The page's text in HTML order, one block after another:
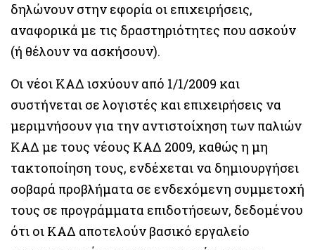
δηλώνουν στην εφορία οι επιχειρήσεις,
αναφορικά με τις δραστηριότητες που ασκούν
(ή θέλουν να ασκήσουν).
Οι νέοι ΚΑΔ ισχύουν από 1/1/2009 και
συστήνεται σε λογιστές και επιχειρήσεις να
μεριμνήσουν για την αντιστοίχηση των παλιών
ΚΑΔ με τους νέους ΚΑΔ 2009, καθώς η μη
τακτοποίηση τους, ενδέχεται να δημιουργήσει
σοβαρά προβλήματα σε ενδεχόμενη συμμετοχή
τους σε προγράμματα επιδοτήσεων, δεδομένου
ότι οι ΚΑΔ αποτελούν βασικό εργαλείο